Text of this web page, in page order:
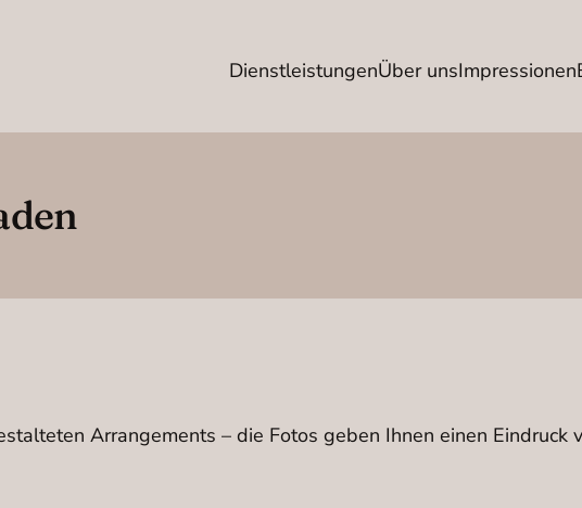
DienstleistungenÜber unsImpressionen
Arrangements – die Fotos geben Ihnen einen Eindruck